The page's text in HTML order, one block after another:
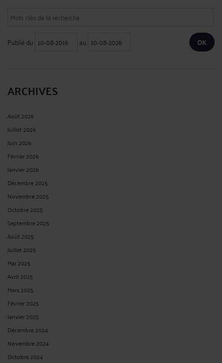
Publié du au
ARCHIVES
Août 2026
Juillet 2026
Juin 2026
Février 2026
Janvier 2026
Décembre 2025
Novembre 2025
Octobre 2025
Septembre 2025
Août 2025
Juillet 2025
Mai 2025
Avril 2025
Mars 2025
Février 2025
Janvier 2025
Décembre 2024
Novembre 2024
Octobre 2024